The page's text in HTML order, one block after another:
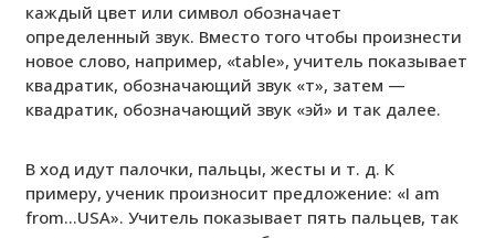
каждый цвет или символ обозначает
определенный звук. Вместо того чтобы произнести
новое слово, например, «table», учитель показывает
квадратик, обозначающий звук «т», затем —
квадратик, обозначающий звук «эй» и так далее.
В ход идут палочки, пальцы, жесты и т. д. К
примеру, ученик произносит предложение: «I am
from…USA». Учитель показывает пять пальцев, так